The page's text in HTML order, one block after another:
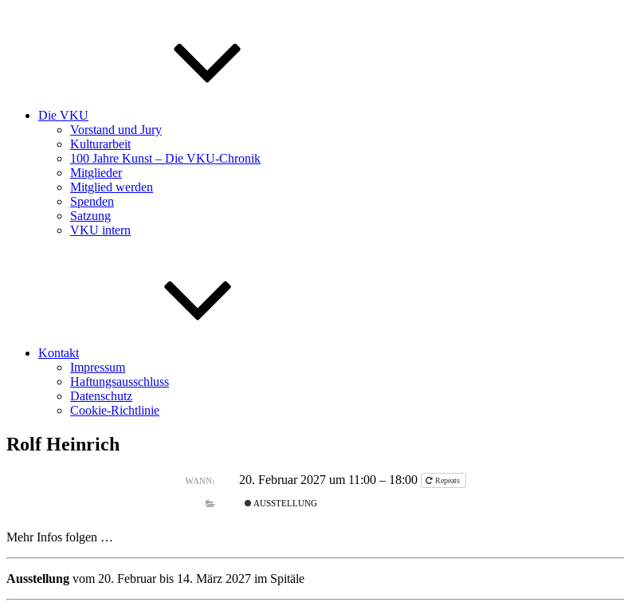
Die VKU
Vorstand und Jury
Kulturarbeit
100 Jahre Kunst – Die VKU-Chronik
Mitglieder
Mitglied werden
Spenden
Satzung
VKU intern
Kontakt
Impressum
Haftungsausschluss
Datenschutz
Cookie-Richtlinie
Rolf Heinrich
WANN: 20. Februar 2027 um 11:00 – 18:00 Repeats
AUSSTELLUNG
Mehr Infos folgen …
Ausstellung vom 20. Februar bis 14. März 2027 im Spitäle